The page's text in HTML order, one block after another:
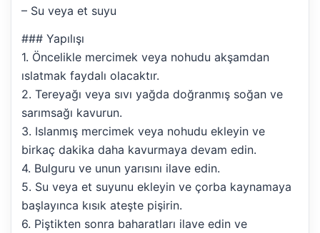
– Su veya et suyu
### Yapılışı
1. Öncelikle mercimek veya nohudu akşamdan
ıslatmak faydalı olacaktır.
2. Tereyağı veya sıvı yağda doğranmış soğan ve
sarımsağı kavurun.
3. Islanmış mercimek veya nohudu ekleyin ve
birkaç dakika daha kavurmaya devam edin.
4. Bulguru ve unun yarısını ilave edin.
5. Su veya et suyunu ekleyin ve çorba kaynamaya
başlayınca kısık ateşte pişirin.
6. Piştikten sonra baharatları ilave edin ve